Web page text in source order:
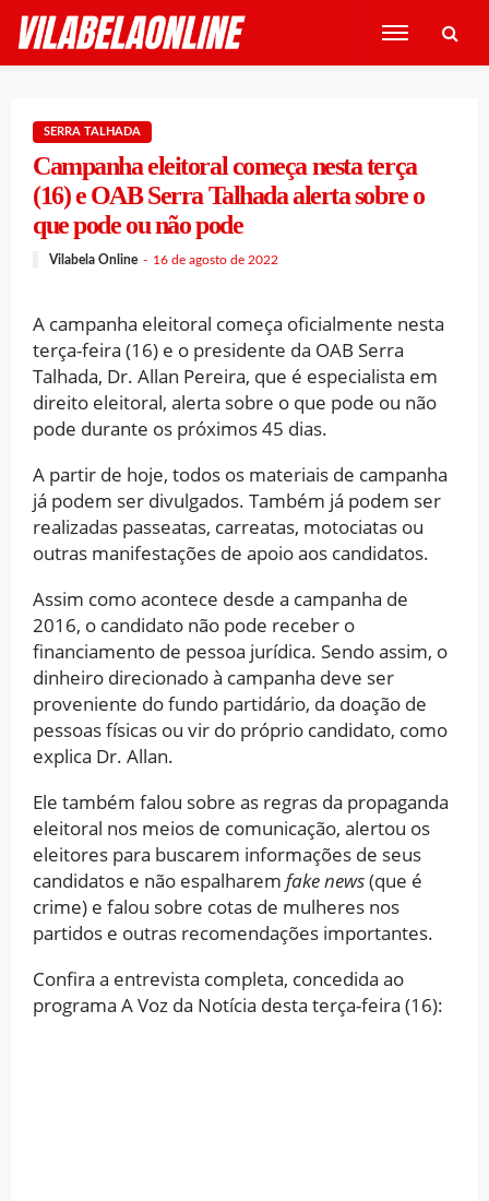
SERRA TALHADA
Campanha eleitoral começa nesta terça
(16) e OAB Serra Talhada alerta sobre o
que pode ou não pode
Vilabela Online 16 de agosto de 2022
A campanha eleitoral começa oficialmente nesta
terça-feira (16) e o presidente da OAB Serra
Talhada, Dr. Allan Pereira, que é especialista em
direito eleitoral, alerta sobre o que pode ou não
pode durante os próximos 45 dias.
A partir de hoje, todos os materiais de campanha
já podem ser divulgados. Também já podem ser
realizadas passeatas, carreatas, motociatas ou
outras manifestações de apoio aos candidatos.
Assim como acontece desde a campanha de
2016, o candidato não pode receber o
financiamento de pessoa jurídica. Sendo assim, o
dinheiro direcionado à campanha deve ser
proveniente do fundo partidário, da doação de
pessoas físicas ou vir do próprio candidato, como
explica Dr. Allan.
Ele também falou sobre as regras da propaganda
eleitoral nos meios de comunicação, alertou os
eleitores para buscarem informações de seus
candidatos e não espalharem fake news(que é
crime) e falou sobre cotas de mulheres nos
partidos e outras recomendações importantes.
Confira a entrevista completa, concedida ao
programa A Voz da Notícia desta terça-feira (16):